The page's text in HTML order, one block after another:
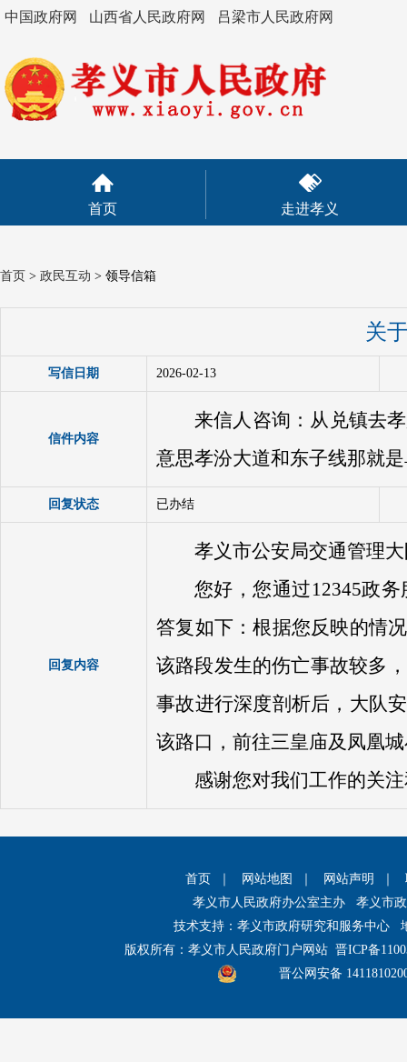
中国政府网 山西省人民政府网 吕梁市人民政府网
首页 走进孝义
首页 > 政民互动 > 领导信箱
关
写信日期 2026-02-13
信件内容
来信人咨询：从兑镇去
意思孝汾大道和东子线那就
回复状态 已办结
回复内容
孝义市公安局交通管理
您好，您通过12345政
答复如下：根据您反映的情
该路段发生的伤亡事故较多
事故进行深度剖析后，大队
该路口，前往三皇庙及凤凰
感谢您对我们工作的关
首页 网站地图 网站声明
孝义市人民政府办公室主办 孝义市
技术支持：孝义市政府研究和服务中心
版权所有：孝义市人民政府门户网站 晋ICP备
晋公网安备